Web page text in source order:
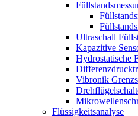
Ultraschall
Kapazitive
Hydrostatische
Vibronik
Flüssigkeitsanalyse